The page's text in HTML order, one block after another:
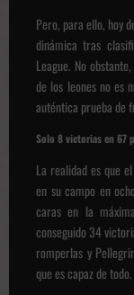
Pero, para ello, hoy
dinámica tras
League. No
de los leones no es
auténtica prueba de
Solo 8 victorias en 67
La realidad es que
en su campo en
caras en la
conseguido 34
romperlas y
que es capaz de todo.